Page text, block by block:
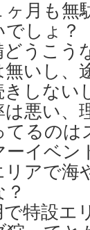
ヶ月も無
でしょ？
どうこう
無いし、
きしない
は悪い、
てるのは
ーイベン
リアで海
で特設エ